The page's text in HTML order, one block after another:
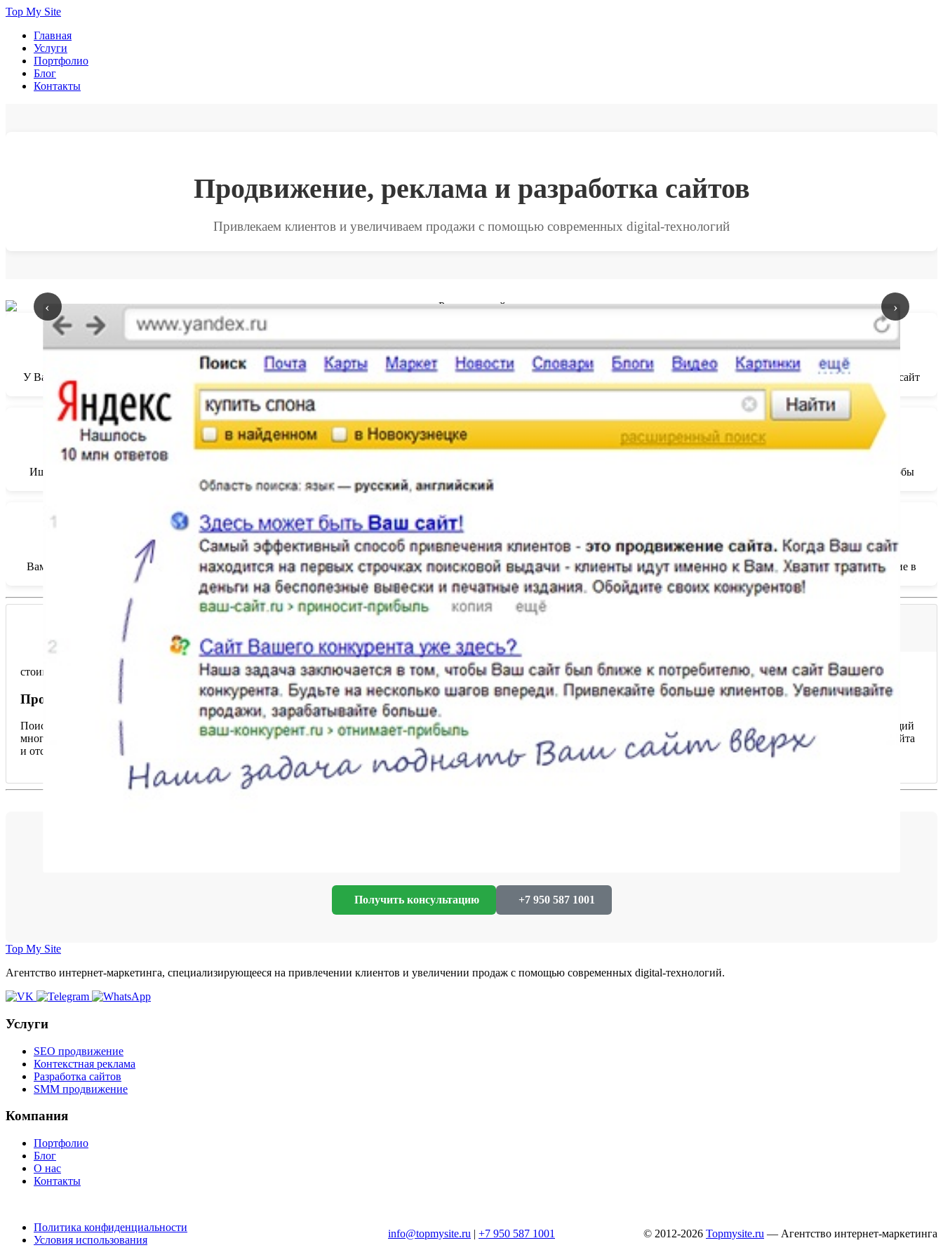
Top My Site
Главная
Услуги
Портфолио
Блог
Контакты
Продвижение, реклама и разработка сайтов
Привлекаем клиентов и увеличиваем продажи с помощью современных digital-технологий
‹ ›
Продвижениесайта
У Вас есть сайт, но о нём никто не знает? Основная задача сайта — привлечение новых клиентов. Если Ваш сайт затерян в сети — Вы теряете свои деньги! Узнайте, как раскрутить сайт
и заставить его приносить прибыль.
Реклама в интернете
Ищете своих потребителей? Мы поможем найти их! Контекстная реклама, медийная реклама, вирусная реклама, а также реклама в социальных сетях — всё это эффективные способы
привлечения новых клиентов.
Разработкасайтов
Вам нужен веб-сайт? Закажите его у нас! Сильной стороной сайта, разработанного в нашей студии, является внутренняя оптимизация, ориентированная на дальнейшее продвижение в
стоимость от рублей в месяц
Продвижение и раскрутка сайта [SEO]
Поисковая оптимизация ( англ. search engine optimization,SEO) - на сегодняшний день это самый эффективный вид рекламы. В то же время - это долгий и кропотливый труд, требующий
много внимания и ресурсов. Любой владелец бизнеса желает попасть на "вершину", в интернете этой "вершиной" является ТОП поисковой выдачи. Закажите пакет продвижения сайта
и отслеживайте рост Вашего бизнеса.
Получить консультацию +7 950 587 1001
Top My Site
Агентство интернет-маркетинга, специализирующееся на привлечении клиентов и увеличении продаж с помощью современных digital-технологий.
Услуги
SEO продвижение
Контекстная реклама
Разработка сайтов
SMM продвижение
Компания
Портфолио
Блог
О нас
Контакты
Политика конфиденциальности
Условия использования
info@topmysite.ru | +7 950 587 1001 © 2012-2026 Topmysite.ru — Агентство интернет-маркетинга